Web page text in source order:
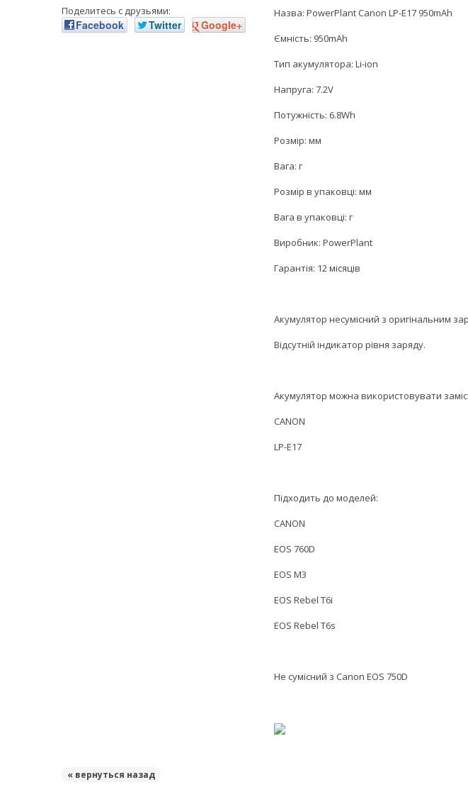
Поделитесь с друзьями:
Facebook Twitter Google+
Назва: PowerPlant Canon LP-E17 950mAh
Ємність: 950mAh
Тип акумулятора: Li-ion
Напруга: 7.2V
Потужність: 6.8Wh
Розмір: мм
Вага: г
Розмір в упаковці: мм
Вага в упаковці: г
Виробник: PowerPlant
Гарантія: 12 місяців
Акумулятор несумісний з оригінальним
Відсутній індикатор рівня заряду.
Акумулятор можна використовувати
CANON
LP-E17
Підходить до моделей:
CANON
EOS 760D
EOS M3
EOS Rebel T6i
EOS Rebel T6s
Не сумісний з Canon EOS 750D
« вернуться назад